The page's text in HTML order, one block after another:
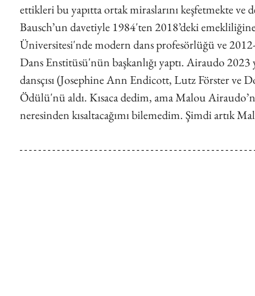
ettikleri bu yapıtta ortak miraslarını keşfetmekte
Bausch’un davetiyle 1984'ten 2018’deki
Üniversitesi'nde modern dans profesörlüğü ve
Dans Enstitüsü'nün başkanlığı yaptı. Airaudo
dansçısı (Josephine Ann Endicott, Lutz Förster
Ödülü'nü aldı. Kısaca dedim, ama Malou
neresinden kısaltacağımı bilemedim. Şimdi artık